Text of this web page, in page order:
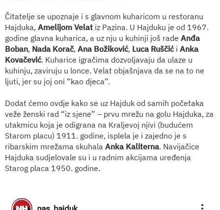
Čitatelje se upoznaje i s glavnom kuharicom u restoranu
Hajduka, Amelijom Velat iz Pazina. U Hajduku je od 1967.
godine glavna kuharica, a uz nju u kuhinji još rade Anđa
Boban, Nada Korač, Ana Božiković, Luca Ruščići Anka
Kovačević. Kuharice igračima dozvoljavaju da ulaze u
kuhinju, zaviruju u lonce. Velat objašnjava da se na to ne
ljuti, jer su joj oni “kao djeca”.
Dodat ćemo ovdje kako se uz Hajduk od samih početaka
veže ženski rad “iz sjene” – prvu mrežu na golu Hajduka, za
utakmicu koja je odigrana na Kraljevoj njivi (budućem
Starom placu) 1911. godine, isplela je i zajedno je s
ribarskim mrežama skuhala Anka Kaliterna. Navijačice
Hajduka sudjelovale su i u radnim akcijama uređenja
Starog placa 1950. godine.